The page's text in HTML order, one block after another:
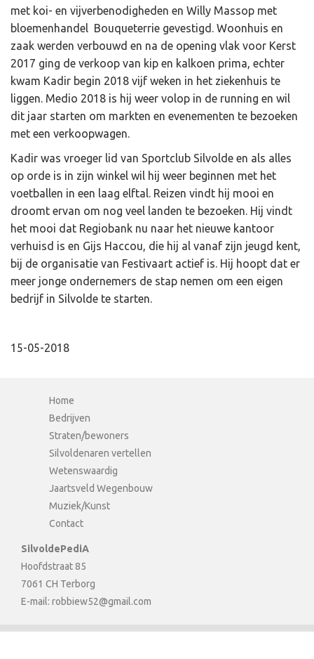
met koi- en vijverbenodigheden en Willy Massop met
bloemenhandel Bouqueterrie gevestigd. Woonhuis en
zaak werden verbouwd en na de opening vlak voor Kerst
2017 ging de verkoop van kip en kalkoen prima, echter
kwam Kadir begin 2018 vijf weken in het ziekenhuis te
liggen. Medio 2018 is hij weer volop in de running en wil
dit jaar starten om markten en evenementen te bezoeken
met een verkoopwagen.
Kadir was vroeger lid van Sportclub Silvolde en als alles
op orde is in zijn winkel wil hij weer beginnen met het
voetballen in een laag elftal. Reizen vindt hij mooi en
droomt ervan om nog veel landen te bezoeken. Hij vindt
het mooi dat Regiobank nu naar het nieuwe kantoor
verhuisd is en Gijs Haccou, die hij al vanaf zijn jeugd kent,
bij de organisatie van Festivaart actief is. Hij hoopt dat er
meer jonge ondernemers de stap nemen om een eigen
bedrijf in Silvolde te starten.
15-05-2018
Home
Bedrijven
Straten/bewoners
Silvoldenaren vertellen
Wetenswaardig
Jaartsveld Wegenbouw
Muziek/Kunst
Contact
SilvoldePediA
Hoofdstraat 85
7061 CH Terborg
E-mail: robbiew52@gmail.com